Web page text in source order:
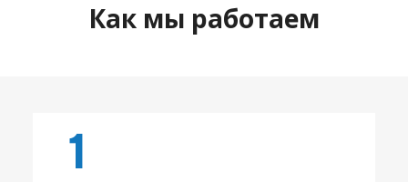
Как мы работаем
1